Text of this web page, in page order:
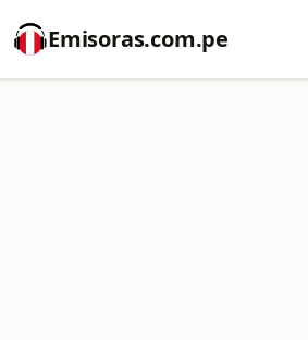
Emisoras.com.pe